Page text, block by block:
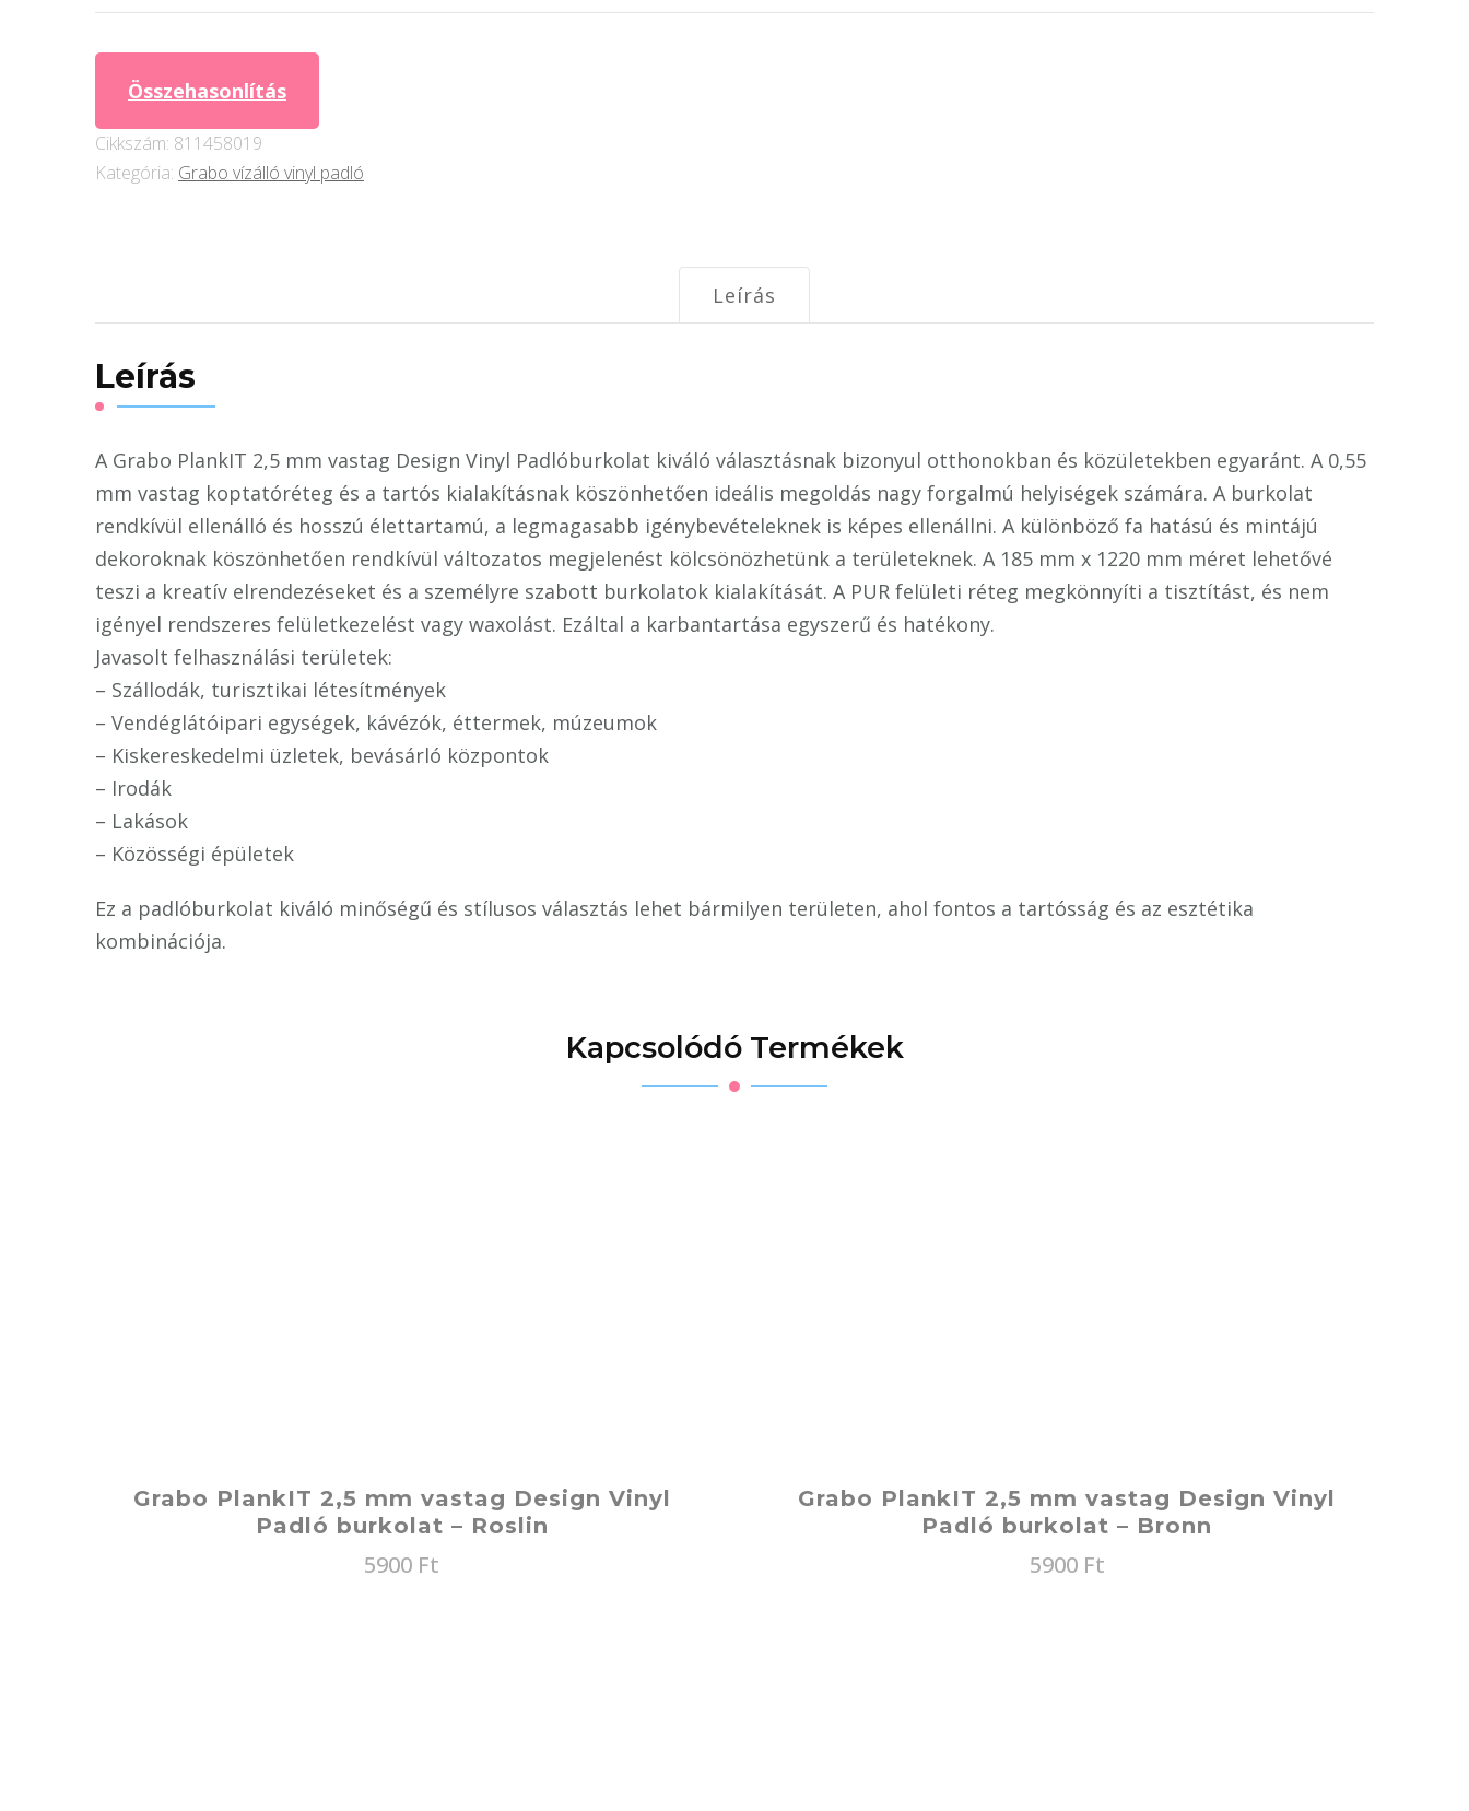
Design
Vinyl
Padló
Összehasonlítás
Cikkszám: 811458019
Kategória: Grabo vízálló vinyl padló
Leírás
Leírás
A Grabo PlankIT 2,5 mm vastag Design Vinyl Padlóburkolat kiváló választásnak bizonyul otthonokban és közületekben egyaránt. A 0,55
mm vastag koptatóréteg és a tartós kialakításnak köszönhetően ideális megoldás nagy forgalmú helyiségek számára. A burkolat
rendkívül ellenálló és hosszú élettartamú, a legmagasabb igénybevételeknek is képes ellenállni. A különböző fa hatású és mintájú
dekoroknak köszönhetően rendkívül változatos megjelenést kölcsönözhetünk a területeknek. A 185 mm x 1220 mm méret lehetővé
teszi a kreatív elrendezéseket és a személyre szabott burkolatok kialakítását. A PUR felületi réteg megkönnyíti a tisztítást, és nem
igényel rendszeres felületkezelést vagy waxolást. Ezáltal a karbantartása egyszerű és hatékony.
Javasolt felhasználási területek:
– Szállodák, turisztikai létesítmények
– Vendéglátóipari egységek, kávézók, éttermek, múzeumok
– Kiskereskedelmi üzletek, bevásárló központok
– Irodák
– Lakások
– Közösségi épületek
Ez a padlóburkolat kiváló minőségű és stílusos választás lehet bármilyen területen, ahol fontos a tartósság és az esztétika
kombinációja.
Kapcsolódó Termékek
Grabo PlankIT 2,5 mm vastag Design Vinyl
Padló burkolat – Roslin
5900 Ft
Grabo PlankIT 2,5 mm vastag Design Vinyl
Padló burkolat – Bronn
5900 Ft